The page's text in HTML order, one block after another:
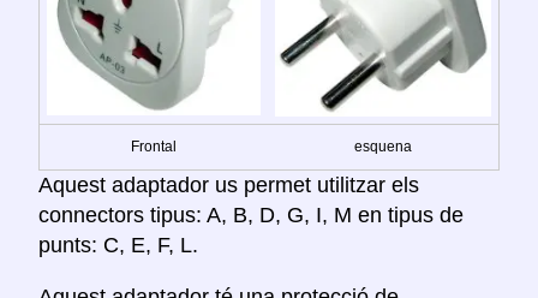
Frontal esquena
Aquest adaptador us permet utilitzar els
connectors tipus: A, B, D, G, I, M en tipus de
punts: C, E, F, L.